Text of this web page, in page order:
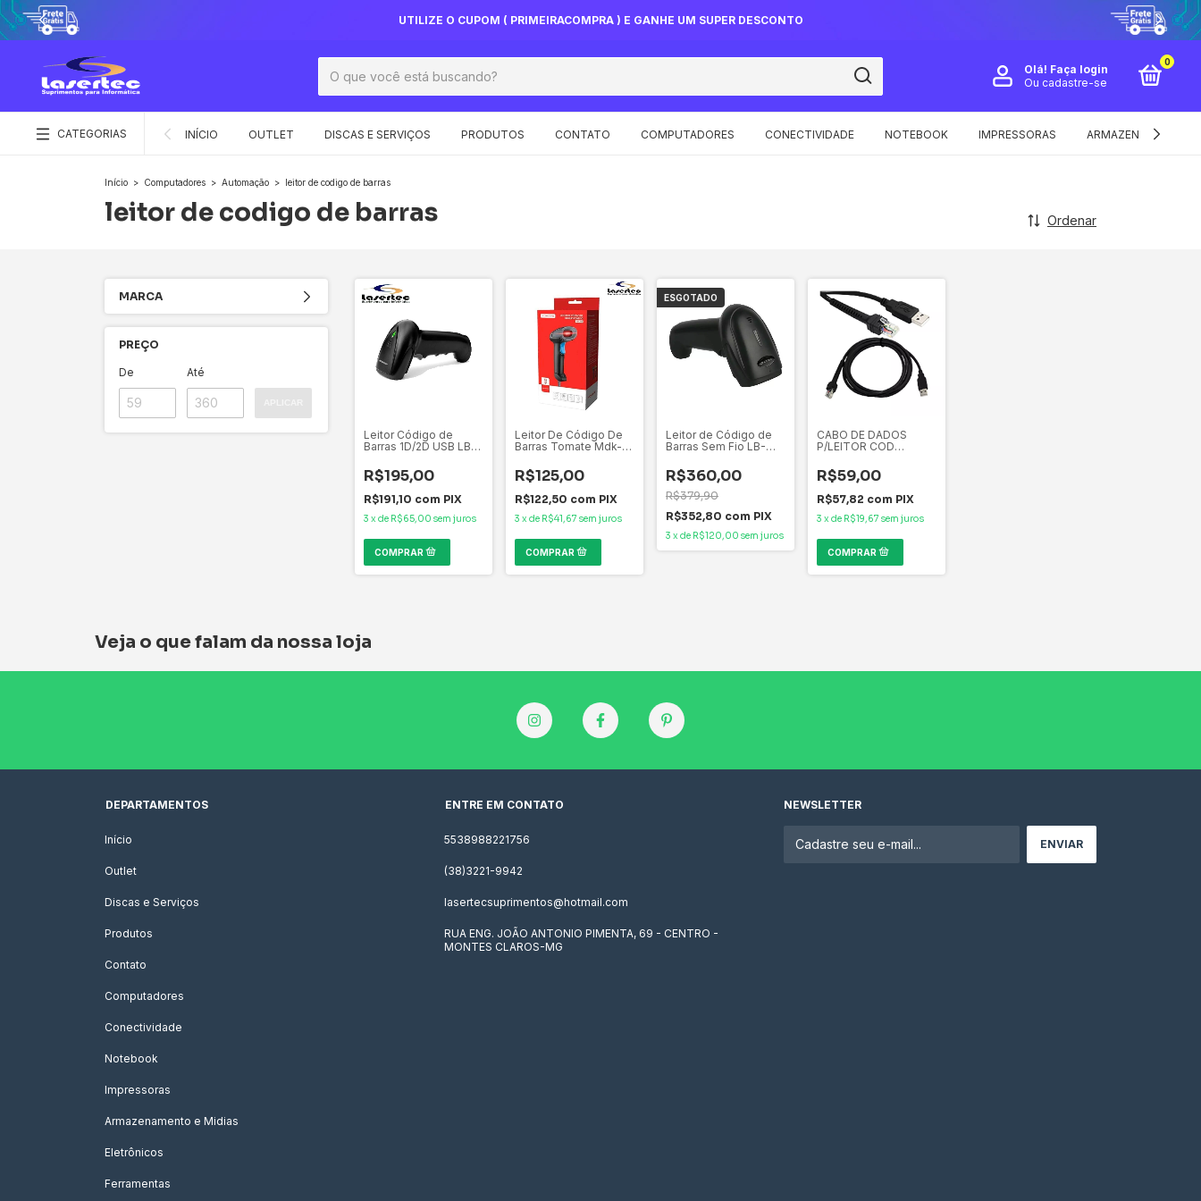
UTILIZE O CUPOM ( PRIMEIRACOMPRA ) E GANHE UM SUPER DESCONTO
Olá! Faça login
Ou cadastre-se
0
CATEGORIAS INÍCIO OUTLET DISCAS E SERVIÇOS PRODUTOS CONTATO COMPUTADORES CONECTIVIDADE NOTEBOOK IMPRESSORAS ARMAZENAMENTO E
Início > Computadores > Automação > leitor de codigo de barras
leitor de codigo de barras Ordenar
MARCA
PREÇO
De Até
Leitor Código de
Barras 1D/2D USB LB-
R$195,00
R$191,10 com PIX
3 x de R$65,00 sem juros
Leitor De Código De
Barras Tomate Mdk-
R$125,00
R$122,50 com PIX
3 x de R$41,67 sem juros
ESGOTADO
Leitor de Código de
Barras Sem Fio LB-
Distância de
Operação Sem Fio:
até 50 m
R$360,00
R$379,90
R$352,80 com PIX
3 x de R$120,00 sem juros
CABO DE DADOS
P/LEITOR COD
R$59,00
R$57,82 com PIX
3 x de R$19,67 sem juros
Veja o que falam da nossa loja
DEPARTAMENTOS
Início
Outlet
Discas e Serviços
Produtos
Contato
Computadores
Conectividade
Notebook
Impressoras
Armazenamento e Midias
Eletrônicos
Ferramentas
ENTRE EM CONTATO
5538988221756
(38)3221-9942
lasertecsuprimentos@hotmail.com
RUA ENG. JOÃO ANTONIO PIMENTA, 69 - CENTRO -
MONTES CLAROS-MG
NEWSLETTER